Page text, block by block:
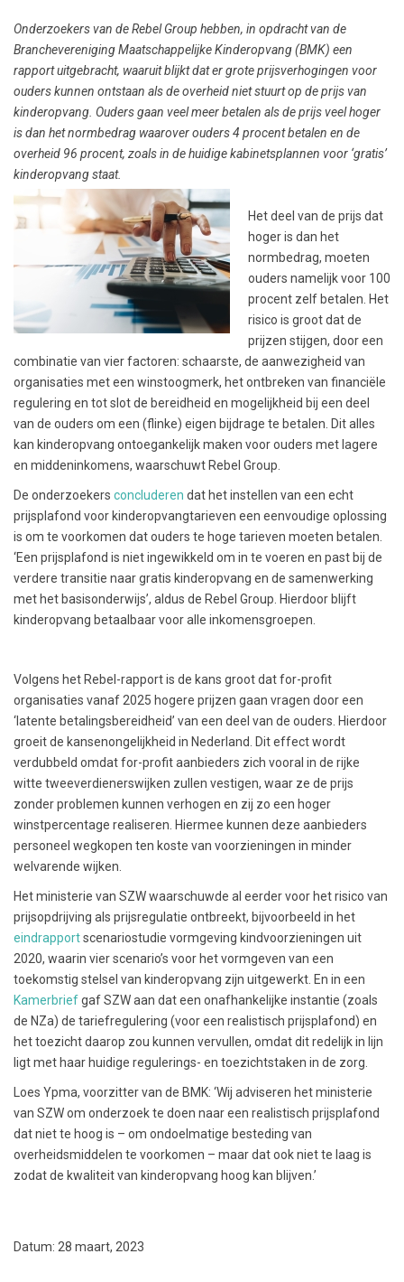
Onderzoekers van de Rebel Group hebben, in opdracht van de
Branchevereniging Maatschappelijke Kinderopvang (BMK) een
rapport uitgebracht, waaruit blijkt dat er grote prijsverhogingen voor
ouders kunnen ontstaan als de overheid niet stuurt op de prijs van
kinderopvang. Ouders gaan veel meer betalen als de prijs veel hoger
is dan het normbedrag waarover ouders 4 procent betalen en de
overheid 96 procent, zoals in de huidige kabinetsplannen voor ‘gratis’
kinderopvang staat.
Het deel van de prijs dat
hoger is dan het
normbedrag, moeten
ouders namelijk voor 100
procent zelf betalen. Het
risico is groot dat de
prijzen stijgen, door een
combinatie van vier factoren: schaarste, de aanwezigheid van
organisaties met een winstoogmerk, het ontbreken van financiële
regulering en tot slot de bereidheid en mogelijkheid bij een deel
van de ouders om een (flinke) eigen bijdrage te betalen. Dit alles
kan kinderopvang ontoegankelijk maken voor ouders met lagere
en middeninkomens, waarschuwt Rebel Group.
De onderzoekers concluderen dat het instellen van een echt
prijsplafond voor kinderopvangtarieven een eenvoudige oplossing
is om te voorkomen dat ouders te hoge tarieven moeten betalen.
‘Een prijsplafond is niet ingewikkeld om in te voeren en past bij de
verdere transitie naar gratis kinderopvang en de samenwerking
met het basisonderwijs’, aldus de Rebel Group. Hierdoor blijft
kinderopvang betaalbaar voor alle inkomensgroepen.
Volgens het Rebel-rapport is de kans groot dat for-profit
organisaties vanaf 2025 hogere prijzen gaan vragen door een
‘latente betalingsbereidheid’ van een deel van de ouders. Hierdoor
groeit de kansenongelijkheid in Nederland. Dit effect wordt
verdubbeld omdat for-profit aanbieders zich vooral in de rijke
witte tweeverdienerswijken zullen vestigen, waar ze de prijs
zonder problemen kunnen verhogen en zij zo een hoger
winstpercentage realiseren. Hiermee kunnen deze aanbieders
personeel wegkopen ten koste van voorzieningen in minder
welvarende wijken.
Het ministerie van SZW waarschuwde al eerder voor het risico van
prijsopdrijving als prijsregulatie ontbreekt, bijvoorbeeld in het
eindrapportscenariostudie vormgeving kindvoorzieningen uit
2020, waarin vier scenario’s voor het vormgeven van een
toekomstig stelsel van kinderopvang zijn uitgewerkt. En in een
Kamerbriefgaf SZW aan dat een onafhankelijke instantie (zoals
de NZa) de tariefregulering (voor een realistisch prijsplafond) en
het toezicht daarop zou kunnen vervullen, omdat dit redelijk in lijn
ligt met haar huidige regulerings- en toezichtstaken in de zorg.
Loes Ypma, voorzitter van de BMK: ‘Wij adviseren het ministerie
van SZW om onderzoek te doen naar een realistisch prijsplafond
dat niet te hoog is – om ondoelmatige besteding van
overheidsmiddelen te voorkomen – maar dat ook niet te laag is
zodat de kwaliteit van kinderopvang hoog kan blijven.’
Datum: 28 maart, 2023